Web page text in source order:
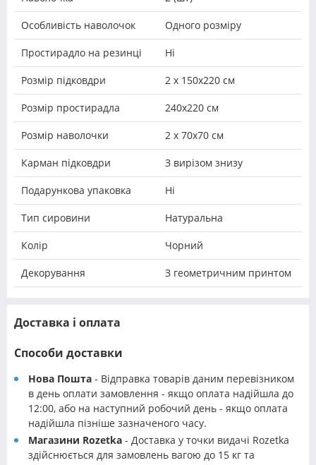
Особливість наволочок Одного розміру
Простирадло на резинці Ні
Розмір підковдри 2 х 150х220 см
Розмір простирадла 240х220 см
Розмір наволочки 2 х 70х70 см
Карман підковдри З вирізом знизу
Подарункова упаковка Ні
Тип сировини Натуральна
Колір Чорний
Декорування З геометричним принтом
Доставка і оплата
Способи доставки
Нова Пошта - Відправка товарів даним перевізником
в день оплати замовлення - якщо оплата надійшла до
12:00, або на наступний робочий день - якщо оплата
надійшла пізніше зазначеного часу.
Магазини Rozetka - Доставка у точки видачі Rozetka
здійснюється для замовлень вагою до 15 кг та